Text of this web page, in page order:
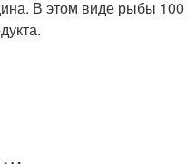
В этом виде рыбы 100